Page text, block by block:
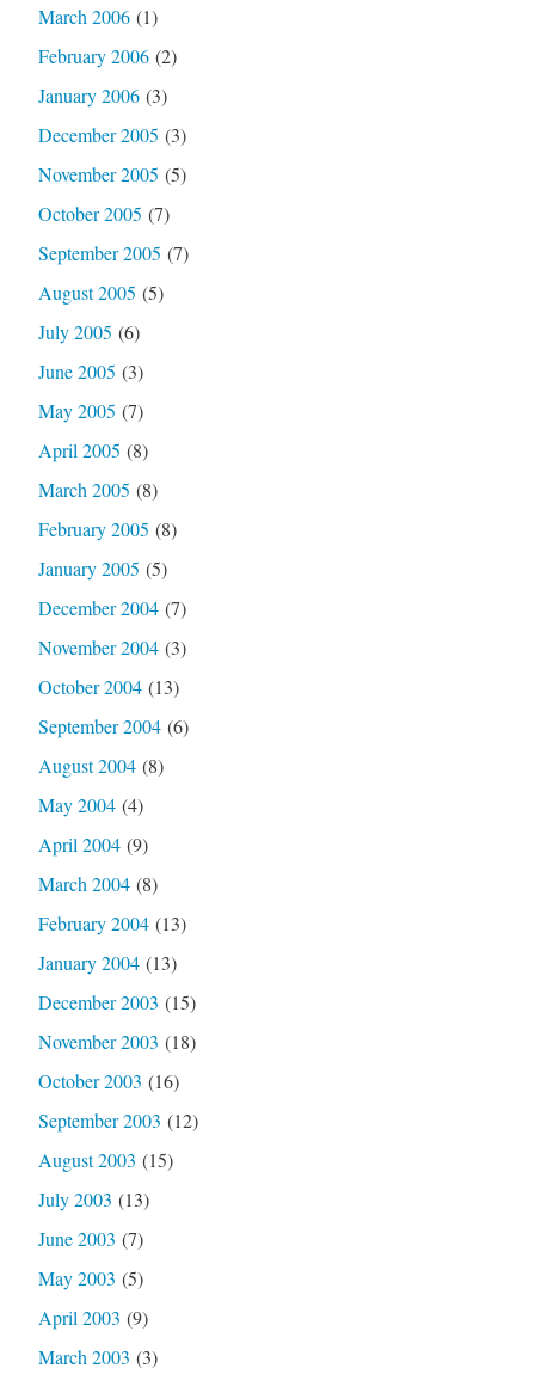
March 2006(1)
February 2006(2)
January 2006(3)
December 2005 (3)
November 2005 (5)
October 2005 (7)
September 2005 (7)
August 2005 (5)
July 2005 (6)
June 2005 (3)
May 2005 (7)
April 2005 (8)
March 2005 (8)
February 2005 (8)
January 2005 (5)
December 2004(7)
November 2004(3)
October 2004(13)
September 2004(6)
August 2004(8)
May 2004(4)
April 2004(9)
March 2004(8)
February 2004(13)
January 2004(13)
December 2003 (15)
November 2003 (18)
October 2003 (16)
September 2003 (12)
August 2003 (15)
July 2003 (13)
June 2003 (7)
May 2003 (5)
April 2003 (9)
March 2003 (3)